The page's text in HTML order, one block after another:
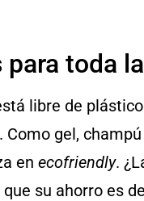
toda
libre de
gel,
en ecofriendly.
su ahorro es